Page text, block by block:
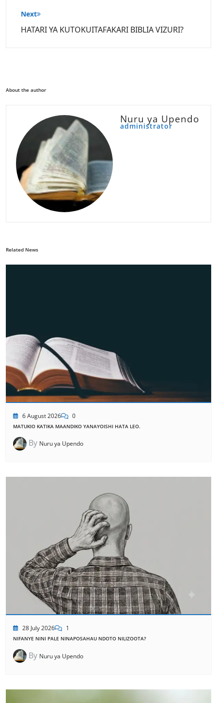
Next
HATARI YA KUTOKUITAFAKARI BIBLIA VIZURI?
About the author
Nuru ya Upendo
administrator
Related News
6 August 2026 0
MATUKIO KATIKA MAANDIKO YANAYOISHI HATA LEO.
By Nuru ya Upendo
28 July 2026 1
NIFANYE NINI PALE NINAPOSAHAU NDOTO NILIZOOTA?
By Nuru ya Upendo